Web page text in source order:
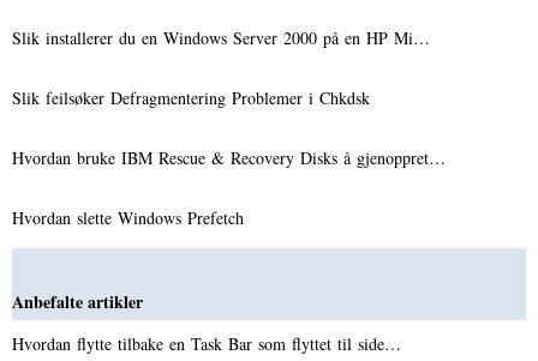
Slik installerer du en Windows Server 2000 på en HP Mi…
Slik feilsøker Defragmentering Problemer i Chkdsk
Hvordan bruke IBM Rescue & Recovery Disks å gjenoppret…
Hvordan slette Windows Prefetch
Anbefalte artikler
Hvordan flytte tilbake en Task Bar som flyttet til side…